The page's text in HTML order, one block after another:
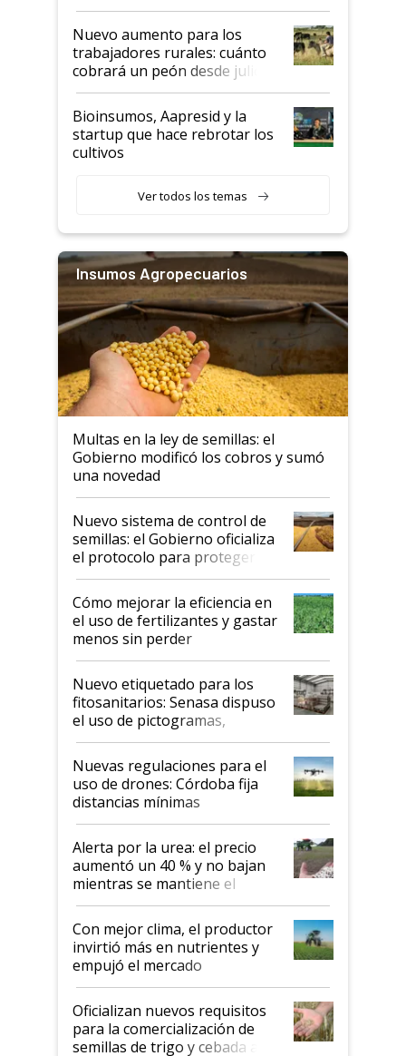
Nuevo aumento para los
trabajadores rurales: cuánto
cobrará un peón desde julio
Bioinsumos, Aapresid y la
startup que hace rebrotar los
cultivos
Ver todos los temas
Insumos Agropecuarios
Multas en la ley de semillas: el
Gobierno modificó los cobros y sumó
una novedad
Nuevo sistema de control de
semillas: el Gobierno oficializa
el protocolo para proteger la
propiedad intelectual
Cómo mejorar la eficiencia en
el uso de fertilizantes y gastar
menos sin perder
productividad en la campaña
fina
Nuevo etiquetado para los
fitosanitarios: Senasa dispuso
el uso de pictogramas,
palabras de advertencia e
indicaciones
Nuevas regulaciones para el
uso de drones: Córdoba fija
distancias mínimas
Alerta por la urea: el precio
aumentó un 40 % y no bajan
mientras se mantiene el
conflicto en Medio Oriente
Con mejor clima, el productor
invirtió más en nutrientes y
empujó el mercado
Oficializan nuevos requisitos
para la comercialización de
semillas de trigo y cebada a